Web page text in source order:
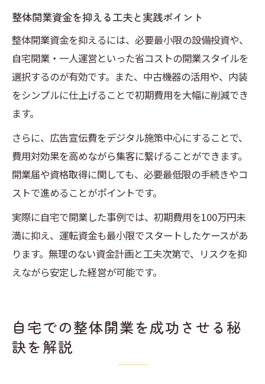
整体開業資金を抑える工夫と実践ポイント
整体開業資金を抑えるには、必要最小限の設備投資や、
自宅開業・一人運営といった省コストの開業スタイルを
選択するのが有効です。また、中古機器の活用や、内装
をシンプルに仕上げることで初期費用を大幅に削減でき
ます。
さらに、広告宣伝費をデジタル施策中心にすることで、
費用対効果を高めながら集客に繋げることができます。
開業届や資格取得に関しても、必要最低限の手続きやコ
ストで進めることがポイントです。
実際に自宅で開業した事例では、初期費用を100万円未
満に抑え、運転資金も最小限でスタートしたケースがあ
ります。無理のない資金計画と工夫次第で、リスクを抑
えながら安定した経営が可能です。
自宅での整体開業を成功させる秘
訣を解説